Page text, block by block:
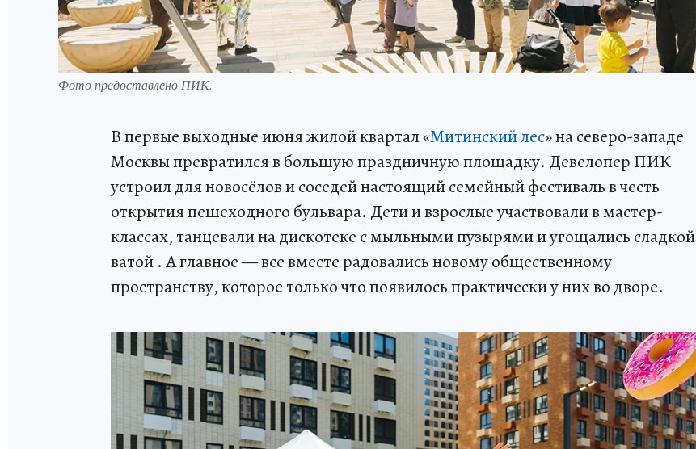
Фото предоставлено ПИК.
В первые выходные июня жилой квартал «Митинский лес» на северо-западе
Москвы превратился в большую праздничную площадку. Девелопер ПИК
устроил для новосёлов и соседей настоящий семейный фестиваль в честь
открытия пешеходного бульвара. Дети и взрослые участвовали в мастер-
классах, танцевали на дискотеке с мыльными пузырями и угощались сладкой
ватой . А главное — все вместе радовались новому общественному
пространству, которое только что появилось практически у них во дворе.